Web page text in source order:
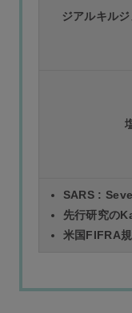
ジアルキル
SARS :
先行研究の
米国FIFRA